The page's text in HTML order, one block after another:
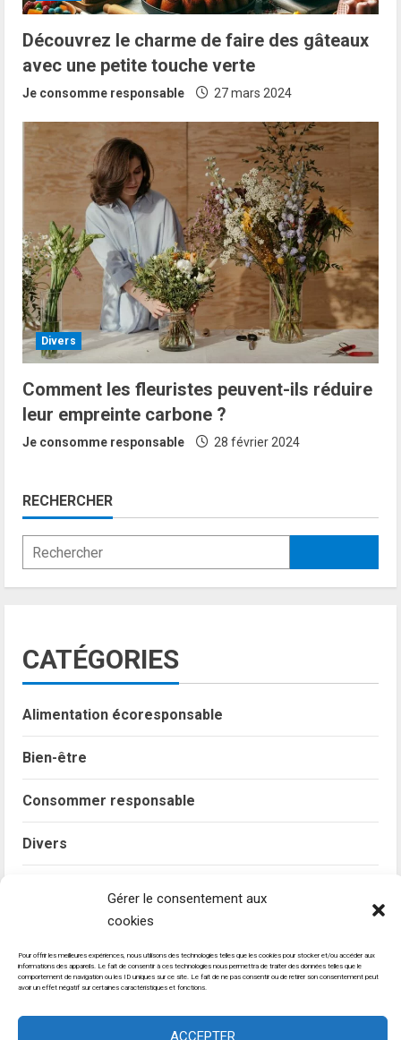
Gérer le consentement aux
cookies
Pour offrir les meilleures expériences, nous utilisons des technologies telles que les cookies pour stocker et/ou accéder aux
informations des appareils. Le fait de consentir à ces technologies nous permettra de traiter des données telles que le
comportement de navigation ou les ID uniques sur ce site. Le fait de ne pas consentir ou de retirer son consentement peut
avoir un effet négatif sur certaines caractéristiques et fonctions.
ACCEPTER
Découvrez le charme de faire des gâteaux
avec une petite touche verte
Je consomme responsable 27 mars 2024
Divers
Comment les fleuristes peuvent-ils réduire
leur empreinte carbone ?
Je consomme responsable 28 février 2024
RECHERCHER
CATÉGORIES
Alimentation écoresponsable
Bien-être
Consommer responsable
Divers
Formulaire de contact
Mentions légales
Politique de confidentialité
Politique de cookies (UE)